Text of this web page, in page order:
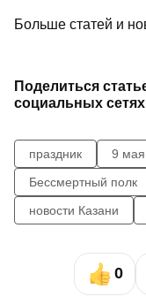
Больше статей и
Поделиться
социальных сетях
праздник 9 мая
Бессмертный полк
новости Казани
0